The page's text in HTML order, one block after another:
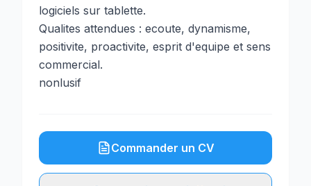
logiciels sur tablette.
Qualites attendues : ecoute, dynamisme,
positivite, proactivite, esprit d'equipe et sens
commercial.
nonlusif
Commander un CV